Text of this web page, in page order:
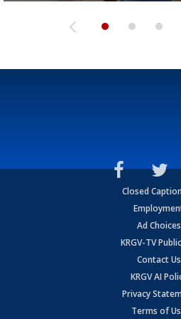
Closed
Ad Choices
KRGV-TV
Contact Us
KRGV AI
Privacy
Terms of